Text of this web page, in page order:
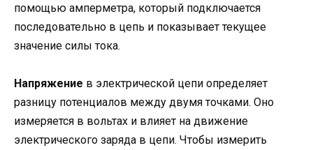
помощью амперметра, который подключается
последовательно в цепь и показывает текущее
значение силы тока.
Напряжение в электрической цепи определяет
разницу потенциалов между двумя точками. Оно
измеряется в вольтах и влияет на движение
электрического заряда в цепи. Чтобы измерить